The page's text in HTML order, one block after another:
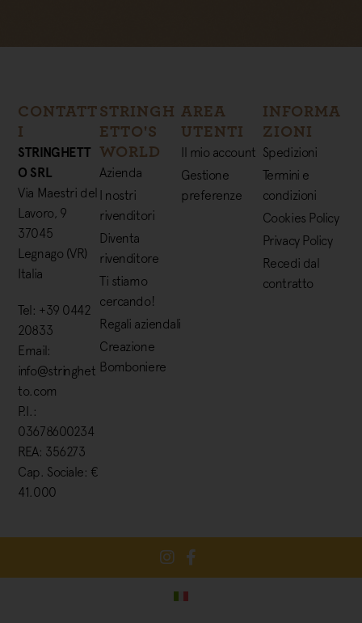
CONTATT
I
STRINGHETT
O SRL
Via Maestri del
Lavoro, 9
37045
Legnago (VR)
Italia
Tel: +39 0442
20833
Email:
info@stringhet
to.com
P.I.:
03678600234
REA: 356273
Cap. Sociale: €
41.000
STRINGH
ETTO'S
WORLD
Azienda
I nostri
rivenditori
Diventa
rivenditore
Ti stiamo
cercando!
Regali aziendali
Creazione
Bomboniere
AREA
UTENTI
Il mio account
Gestione
preferenze
INFORMA
ZIONI
Spedizioni
Termini e
condizioni
Cookies Policy
Privacy Policy
Recedi dal
contratto